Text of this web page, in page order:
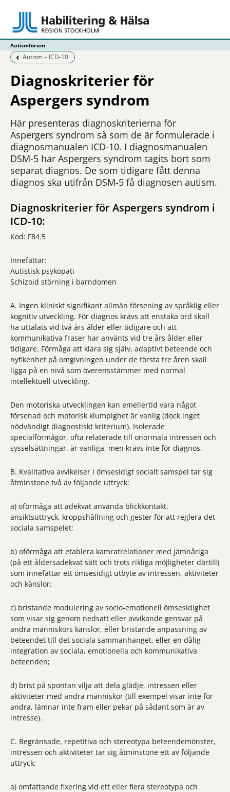
Autismforum
Föregående sida:
Autism – ICD-10
Diagnoskriterier för
Aspergers syndrom
Här presenteras diagnoskriterierna för
Aspergers syndrom så som de är formulerade i
diagnosmanualen ICD-10. I diagnosmanualen
DSM-5 har Aspergers syndrom tagits bort som
separat diagnos. De som tidigare fått denna
diagnos ska utifrån DSM-5 få diagnosen autism.
Diagnoskriterier för Aspergers syndrom i
ICD-10:
Kod: F84.5
Innefattar:
Autistisk psykopati
Schizoid störning i barndomen
A. Ingen kliniskt signifikant allmän försening av språklig eller
kognitiv utveckling. För diagnos krävs att enstaka ord skall
ha uttalats vid två års ålder eller tidigare och att
kommunikativa fraser har använts vid tre års ålder eller
tidigare. Förmåga att klara sig själv, adaptivt beteende och
nyfikenhet på omgivningen under de första tre åren skall
ligga på en nivå som överensstämmer med normal
intellektuell utveckling.
Den motoriska utvecklingen kan emellertid vara något
försenad och motorisk klumpighet är vanlig (dock inget
nödvändigt diagnostiskt kriterium). Isolerade
specialförmågor, ofta relaterade till onormala intressen och
sysselsättningar, är vanliga, men krävs inte för diagnos.
B. Kvalitativa avvikelser i ömsesidigt socialt samspel tar sig
åtminstone två av följande uttryck:
a) oförmåga att adekvat använda blickkontakt,
ansiktsuttryck, kroppshållning och gester för att reglera det
sociala samspelet;
b) oförmåga att etablera kamratrelationer med jämnåriga
(på ett åldersadekvat sätt och trots rikliga möjligheter därtill)
som innefattar ett ömsesidigt utbyte av intressen, aktiviteter
och känslor;
c) bristande modulering av socio-emotionell ömsesidighet
som visar sig genom nedsatt eller avvikande gensvar på
andra människors känslor, eller bristande anpassning av
beteendet till det sociala sammanhanget, eller en dålig
integration av sociala, emotionella och kommunikativa
beteenden;
d) brist på spontan vilja att dela glädje, intressen eller
aktiviteter med andra människor (till exempel visar inte för
andra, lämnar inte fram eller pekar på sådant som är av
intresse).
C. Begränsade, repetitiva och stereotypa beteendemönster,
intressen och aktiviteter tar sig åtminstone ett av följande
uttryck:
a) omfattande fixering vid ett eller flera stereotypa och